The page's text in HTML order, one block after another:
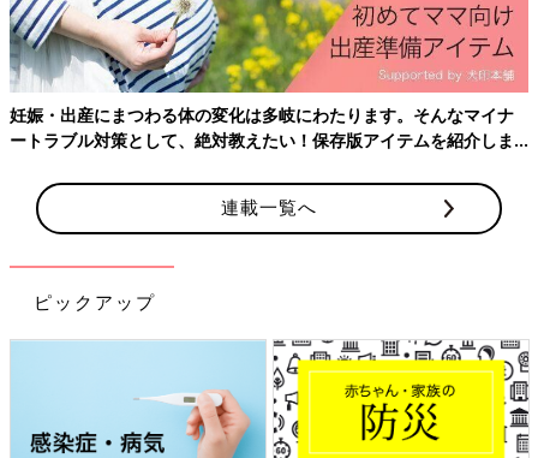
各自治体の備蓄倉庫にはおむつやミルクなどがストックされてい
ますが、品数に偏りがあったり、型が古かったり、クオリティが
極端に低いなどの可能性があります。
救援物資も現地に届いたとしてもオペレーションが稼働せず、被
災者の手元に届くまでに時間がかかるのが通例です。
とはいえ、自宅に大量の備蓄をすることも現実的ではありませ
ん。
いを一時的な避難先にしあったり、そこまでの徒歩ルートを確認
し準備（防災リュック、現金、モバイルバッテリーなど）するほ
備蓄と同等に大切なことは、家族で日頃から災害に
ついて話し合うこと
妊娠・出産にまつわる体の変化は多岐にわたります。そんなマイナ
ートラブル対策として、絶対教えたい！保存版アイテムを紹介しま
連載一覧へ
ピックアップ